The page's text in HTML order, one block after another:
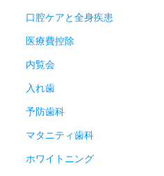
口腔ケアと全身疾患
医療費控除
内覧会
入れ歯
予防歯科
マタニティ歯科
ホワイトニング